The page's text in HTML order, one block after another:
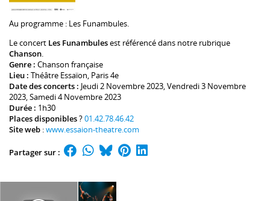
Au programme : Les Funambules
Le concert Les Funambulesest référencé dans notre rubrique
Chanson.
Genre : Chanson française
Lieu : Théâtre Essaïon, Paris 4e
Date des concerts : Jeudi 2 Novembre 2023, Vendredi 3 Novembre
2023, Samedi 4 Novembre 2023
Durée : 1h30
Places disponibles?01.42.78.46.42
Site web :www.essaion-theatre.com
Partager sur :